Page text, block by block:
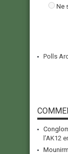
Ne
Polls
l’AK12